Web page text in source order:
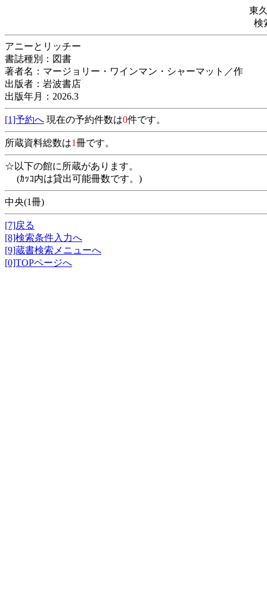
東
検
アニーとリッチー
書誌種別：図書
著者名：マージョリー・ワインマン・シャーマット／作
出版者：岩波書店
出版年月：2026.3
[1]予約へ 現在の予約件数は0件です。
所蔵資料総数は1冊です。
☆以下の館に所蔵があります。
(ｶｯｺ内は貸出可能冊数です。)
中央(1冊)
[7]戻る
[8]検索条件入力へ
[9]蔵書検索メニューへ
[0]TOPページへ